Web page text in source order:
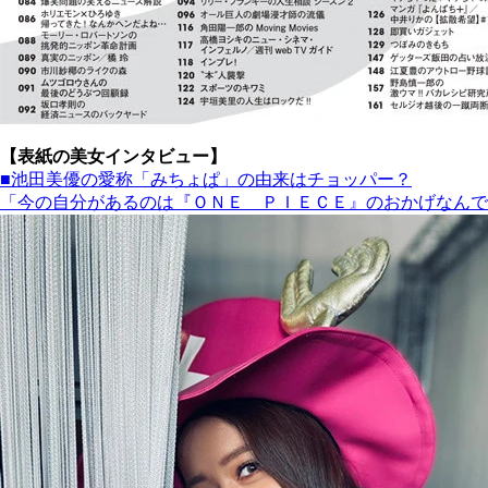
【表紙の美女インタビュー】
■池田美優の愛称「みちょぱ」の由来はチョッパー？
「今の自分があるのは『ＯＮＥ ＰＩＥＣＥ』のおかげなん